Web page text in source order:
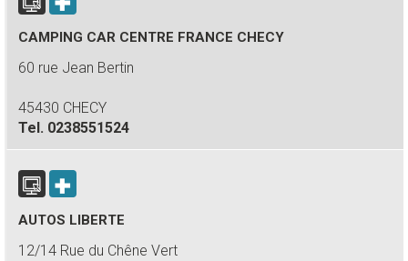
CAMPING CAR CENTRE FRANCE CHECY
60 rue Jean Bertin
45430 CHECY
Tel. 0238551524
AUTOS LIBERTE
12/14 Rue du Chêne Vert